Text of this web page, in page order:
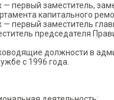
— первый заместитель,
капитального
— первый заместитель
председателя
должности в
с 1996 года.